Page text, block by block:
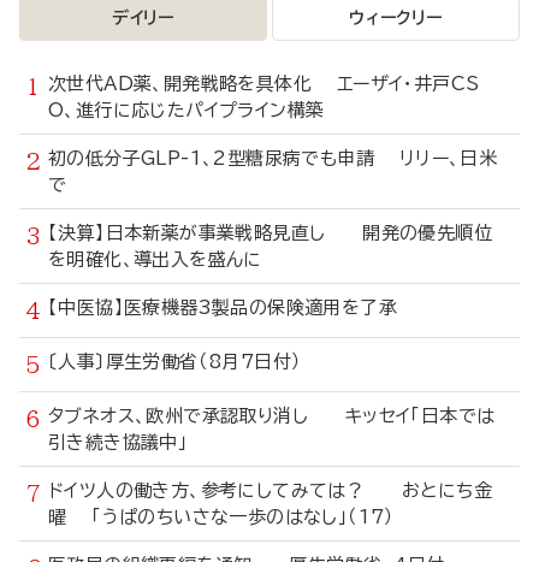
デイリー ウィークリー
次世代AD薬、開発戦略を具体化 エーザイ・井戸CS
O、進行に応じたパイプライン構築
初の低分子GLP-1、2型糖尿病でも申請 リリー、日米
で
【決算】日本新薬が事業戦略見直し 開発の優先順位
を明確化、導出入を盛んに
【中医協】医療機器3製品の保険適用を了承
〔人事〕厚生労働省（8月7日付）
タブネオス、欧州で承認取り消し キッセイ「日本では
引き続き協議中」
ドイツ人の働き方、参考にしてみては？ おとにち金
曜 「うぱのちいさな一歩のはなし」（17）